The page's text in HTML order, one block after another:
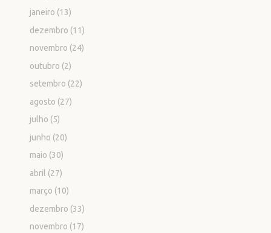
janeiro (13)
dezembro (11)
novembro (24)
outubro (2)
setembro (22)
agosto (27)
julho (5)
junho (20)
maio (30)
abril (27)
março (10)
dezembro (33)
novembro (17)